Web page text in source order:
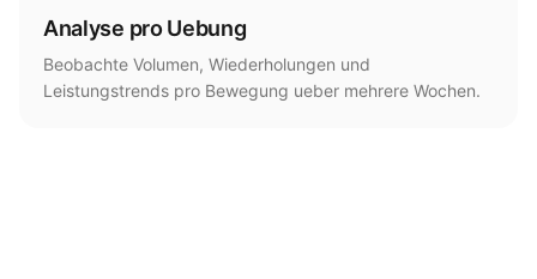
Analyse pro Uebung
Beobachte Volumen, Wiederholungen und
Leistungstrends pro Bewegung ueber mehrere Wochen.